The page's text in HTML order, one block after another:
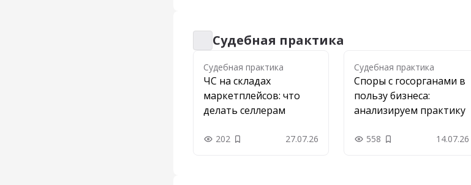
Судебная практика
Судебная практика
Судебная практика
ЧС на складах
маркетплейсов: что
делать селлерам
202 Добавить в закладки
27.07.26
Судебная практика
Споры с госорганами в
пользу бизнеса:
анализируем практику
558 Добавить в закладки
14.07.26